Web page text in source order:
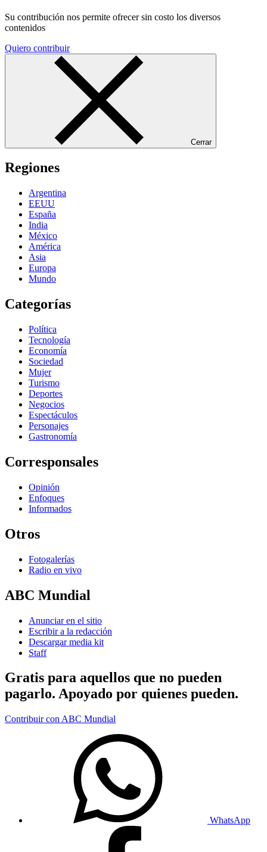
Su contribución nos permite ofrecer sin costo los diversos
contenidos
Quiero contribuir
Cerrar
Regiones
Argentina
EEUU
España
India
México
América
Asia
Europa
Mundo
Categorías
Política
Tecnología
Economía
Sociedad
Mujer
Turismo
Deportes
Negocios
Espectáculos
Personajes
Gastronomía
Corresponsales
Opinión
Enfoques
Informados
Otros
Fotogalerías
Radio en vivo
ABC Mundial
Anunciar en el sitio
Escribir a la redacción
Descargar media kit
Staff
Gratis para aquellos que no pueden
pagarlo. Apoyado por quienes pueden.
Contribuir con ABC Mundial
WhatsApp